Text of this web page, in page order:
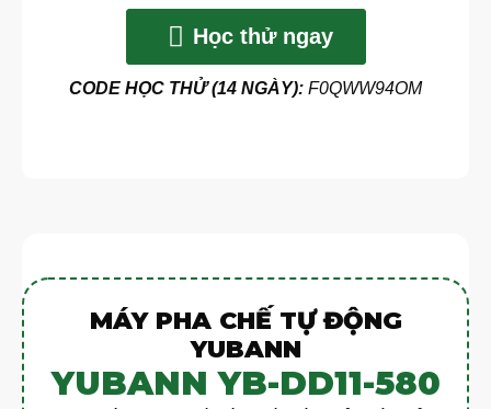
Học thử ngay
CODE HỌC THỬ (14 NGÀY): F0QWW94OM
MÁY PHA CHẾ TỰ ĐỘNG
YUBANN
YUBANN YB-DD11-580